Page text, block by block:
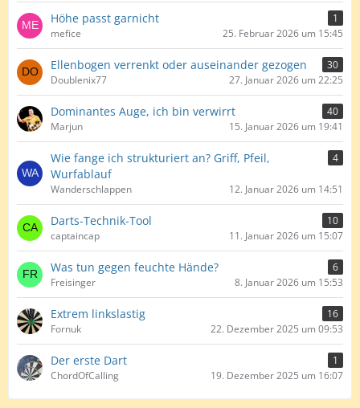
Höhe passt garnicht
1
mefice
25. Februar 2026 um 15:45
Ellenbogen verrenkt oder auseinander gezogen
30
Doublenix77
27. Januar 2026 um 22:25
Dominantes Auge, ich bin verwirrt
40
Marjun
15. Januar 2026 um 19:41
Wie fange ich strukturiert an? Griff, Pfeil,
Wurfablauf
4
Wanderschlappen 12. Januar 2026 um 14:51
Darts-Technik-Tool
10
captaincap
11. Januar 2026 um 15:07
Was tun gegen feuchte Hände?
6
Freisinger
8. Januar 2026 um 15:53
Extrem linkslastig
16
Fornuk
22. Dezember 2025 um 09:53
Der erste Dart
1
ChordOfCalling
19. Dezember 2025 um 16:07